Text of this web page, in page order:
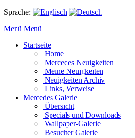
Sprache:
Menü Menü
Startseite
Home
Mercedes Neuigkeiten
Meine Neuigkeiten
Neuigkeiten Archiv
Links, Verweise
Mercedes Galerie
Übersicht
Specials und Downloads
Wallpaper-Galerie
Besucher Galerie